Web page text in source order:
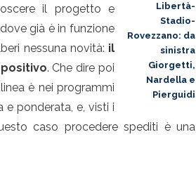
Libertà-
Stadio-
Rovezzano: da
sinistra
Giorgetti,
Nardella e
Pierguidi
il progetto e
già è in funzione
nessuna novità: il
. Che dire poi
è nei programmi
e ponderata, e, visti i
caso procedere spediti è una